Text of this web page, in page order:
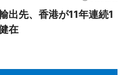
出先、香港が11年連続1
在